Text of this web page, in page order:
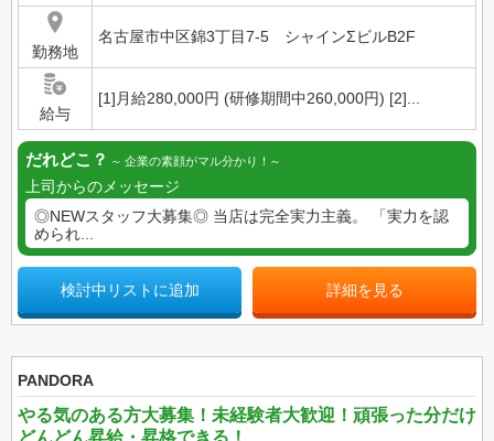
勤務地
名古屋市中区錦3丁目7-5 シャインΣビルB2F
給与
[1]月給280,000円 (研修期間中260,000円) [2]...
だれどこ？ 企業の素顔がマル分かり！
上司からのメッセージ
◎NEWスタッフ大募集◎ 当店は完全実力主義。 「実力を認
められ...
検討中リストに追加 詳細を見る
PANDORA
やる気のある方大募集！未経験者大歓迎！頑張った分だけ
どんどん昇給・昇格できる！